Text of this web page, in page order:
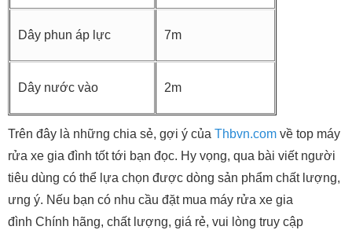
Dây phun áp lực 7m
Dây nước vào 2m
Trên đây là những chia sẻ, gợi ý của Thbvn.com về top máy
rửa xe gia đình tốt tới bạn đọc. Hy vọng, qua bài viết người
tiêu dùng có thể lựa chọn được dòng sản phẩm chất lượng,
ưng ý. Nếu bạn có nhu cầu đặt mua máy rửa xe gia
đình Chính hãng, chất lượng, giá rẻ, vui lòng truy cập